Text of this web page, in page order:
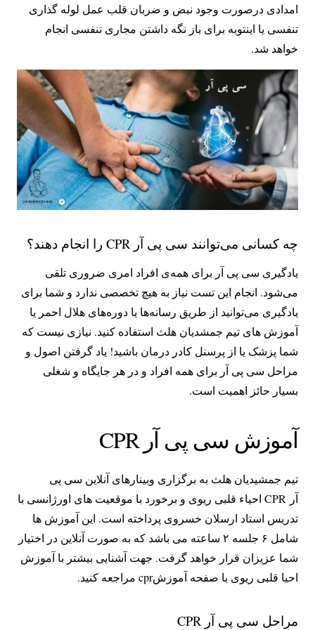
امدادی درصورت وجود نبض و ضربان قلب عمل لوله گذاری
تنفسی یا اینتوبه برای باز نگه داشتن مجاری تنفسی انجام
خواهد شد.
چه کسانی می‌توانند سی پی آر CPR را انجام دهند؟
یادگیری سی پی آر برای همه‌ی افراد امری ضروری تلقی
می‌شود. انجام این تست نیاز به هیچ تخصصی ندارد و شما برای
یادگیری می‌توانید از طریق رسانه‌ها یا دوره‌های هلال احمر یا
آموزش های تیم جمشدیان هلث استفاده کنید. نیازی نیست که
شما پزشک یا از پرسنل کادر درمان باشید! یاد گرفتن اصول و
مراحل سی پی آر برای همه افراد و در هر جایگاه و شغلی
بسیار حائز اهمیت است.
آموزش سی پی آر CPR
تیم جمشیدیان هلث به برگزاری وبینارهای آنلاین سی پی
آر CPR احیاء قلبی ریوی و برخورد با موقعیت های اورژانسی با
تدریس استاد ارسلان خسروی پرداخته است. این آموزش ها
شامل ۶ جلسه ۲ ساعته می باشد که به صورت آنلاین در اختیار
شما عزیزان قرار خواهد گرفت. جهت آشنایی بیشتر با آموزش
احیا قلبی ریوی با صفحه آموزشcpr مراجعه کنید.
مراحل سی پی آر CPR